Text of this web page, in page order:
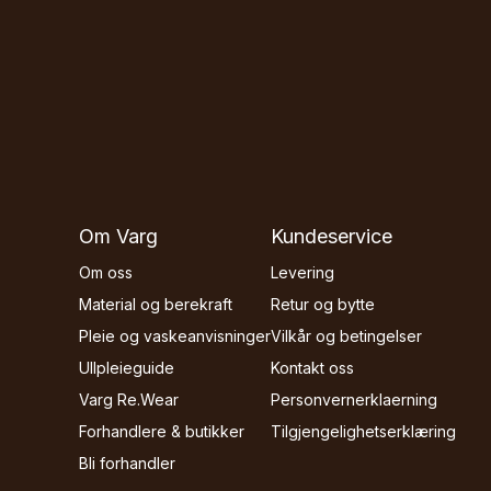
Om Varg
Om oss
Material og berekraft
Pleie og vaskeanvisninger
Ullpleieguide
Varg Re.Wear
Forhandlere & butikker
Bli forhandler
Kundeservice
Levering
Retur og bytte
Vilkår og betingelser
Kontakt oss
Personvernerklaerning
Tilgjengelighetserklæring